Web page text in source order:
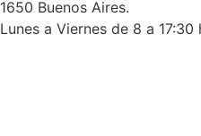
1650 Buenos Aires.
Lunes a Viernes de 8 a